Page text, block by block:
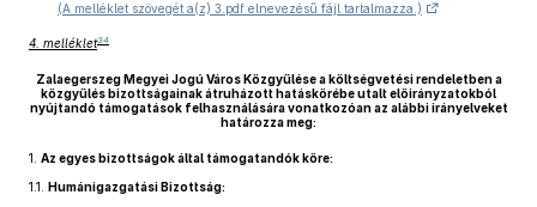
(A melléklet szövegét a(z) 3.pdf elnevezésű fájl tartalmazza.)
4. melléklet34
Zalaegerszeg Megyei Jogú Város Közgyűlése a költségvetési rendeletben a
közgyűlés bizottságainak átruházott hatáskörébe utalt előirányzatokból
nyújtandó támogatások felhasználására vonatkozóan az alábbi irányelveket
határozza meg:
1. Az egyes bizottságok által támogatandók köre:
1.1. Humánigazgatási Bizottság: